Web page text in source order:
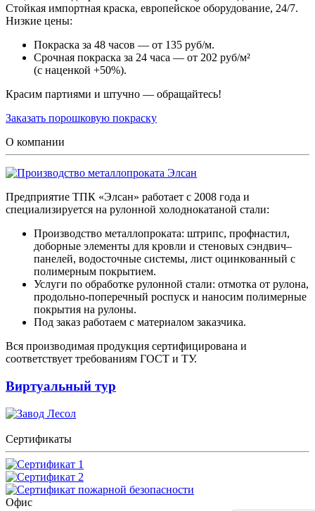
Стойкая импортная краска, европейское оборудование, 24/7.
Низкие цены:
Покраска за 48 часов — от 135 руб/м.
Срочная покраска за 24 часа — от 202 руб/м²
(с наценкой +50%).
Красим партиями и штучно — обращайтесь!
Заказать порошковую покраску
О компании
Предприятие ТПК «Элсан» работает с 2008 года и
специализируется на рулонной холоднокатаной стали:
Производство металлопроката: штрипс, профнастил,
доборные элементы для кровли и стеновых сэндвич–
панелей, водосточные системы, лист оцинкованный с
полимерным покрытием.
Услуги по обработке рулонной стали: отмотка от рулона,
продольно-поперечный роспуск и наносим полимерные
покрытия на рулоны.
Под заказ работаем с материалом заказчика.
Вся производимая продукция сертифицирована и
соответствует требованиям ГОСТ и ТУ.
Виртуальный тур
Сертификаты
Офис